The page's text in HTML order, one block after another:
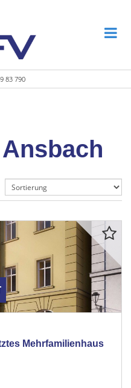
83 790
Mehrfamilienhaus